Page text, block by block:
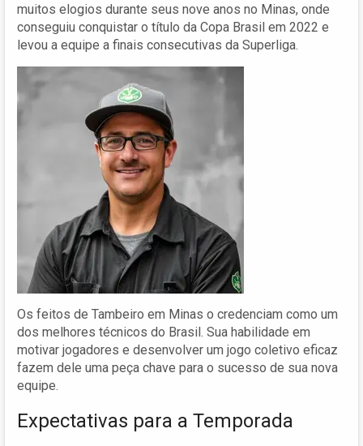
muitos elogios durante seus nove anos no Minas, onde
conseguiu conquistar o título da Copa Brasil em 2022 e
levou a equipe a finais consecutivas da Superliga.
Os feitos de Tambeiro em Minas o credenciam como um
dos melhores técnicos do Brasil. Sua habilidade em
motivar jogadores e desenvolver um jogo coletivo eficaz
fazem dele uma peça chave para o sucesso de sua nova
equipe.
Expectativas para a Temporada